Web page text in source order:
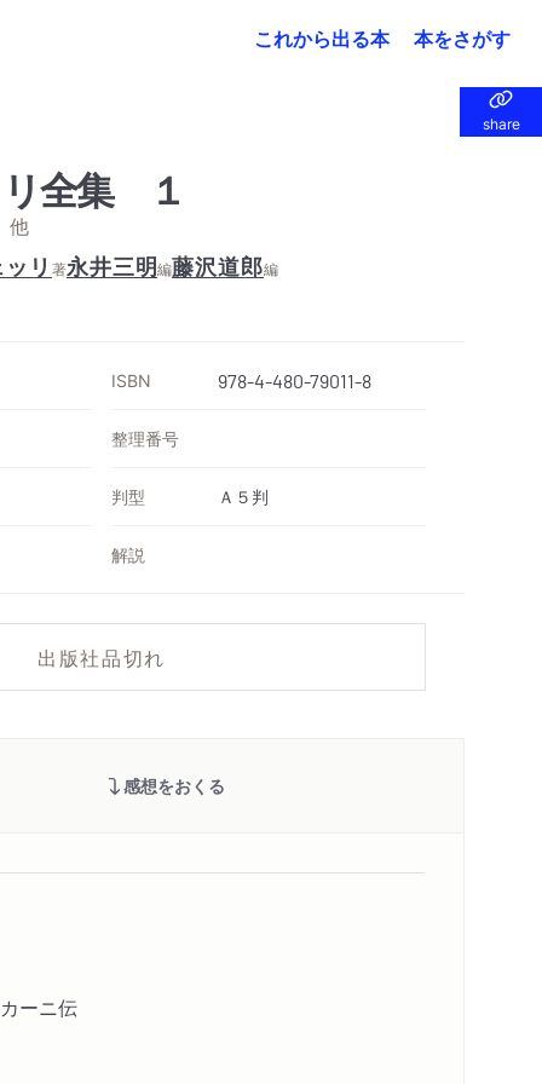
これから出る本 本をさがす
share
share
全集 １
他
リ 著永井三明編藤沢道郎編
ISBN 978-4-480-79011-8
整理番号
判型 Ａ５判
解説
出版社品切れ
感想をおくる
ーニ伝